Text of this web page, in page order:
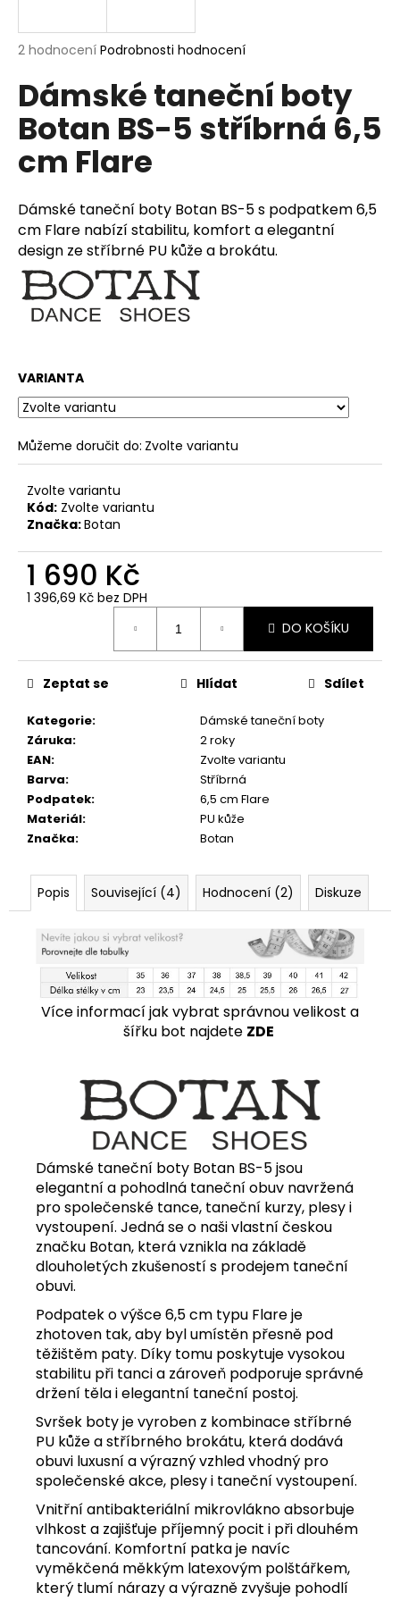
Průměrné
produktu
je
5,0
5
hvězdiček.
2 hodnocení Podrobnosti hodnocení
Dámské taneční boty
Botan BS-5 stříbrná 6,5
cm Flare
Dámské taneční boty Botan BS-5 s podpatkem 6,5
cm Flare nabízí stabilitu, komfort a elegantní
design ze stříbrné PU kůže a brokátu.
VARIANTA
Můžeme doručit do: Zvolte variantu
Zvolte variantu
Kód: Zvolte variantu
Značka:Botan
1 690 Kč
1 396,69 Kč bez DPH
DO KOŠÍKU
Kategorie:
Dámské taneční boty
Záruka:
2 roky
EAN:
Zvolte variantu
Barva:
Stříbrná
Podpatek:
6,5 cm Flare
Materiál:
PU kůže
Značka: Botan
Zeptat se Hlídat Sdílet
Popis Související (4) Hodnocení (2) Diskuze
Více informací jak vybrat správnou velikost a
šířku bot najdete ZDE
Dámské taneční boty Botan BS-5 jsou
elegantní a pohodlná taneční obuv navržená
pro společenské tance, taneční kurzy, plesy i
vystoupení. Jedná se o naši vlastní českou
značku Botan, která vznikla na základě
dlouholetých zkušeností s prodejem taneční
obuvi.
Podpatek o výšce 6,5 cm typu Flare je
zhotoven tak, aby byl umístěn přesně pod
těžištěm paty. Díky tomu poskytuje vysokou
stabilitu při tanci a zároveň podporuje správné
držení těla i elegantní taneční postoj.
Svršek boty je vyroben z kombinace stříbrné
PU kůže a stříbrného brokátu, která dodává
obuvi luxusní a výrazný vzhled vhodný pro
společenské akce, plesy i taneční vystoupení.
Vnitřní antibakteriální mikrovlákno absorbuje
vlhkost a zajišťuje příjemný pocit i při dlouhém
tancování. Komfortní patka je navíc
vyměkčená měkkým latexovým polštářkem,
který tlumí nárazy a výrazně zvyšuje pohodlí
j
t
?
HLEDAT
D
o
u
č
u
j
e
m
e